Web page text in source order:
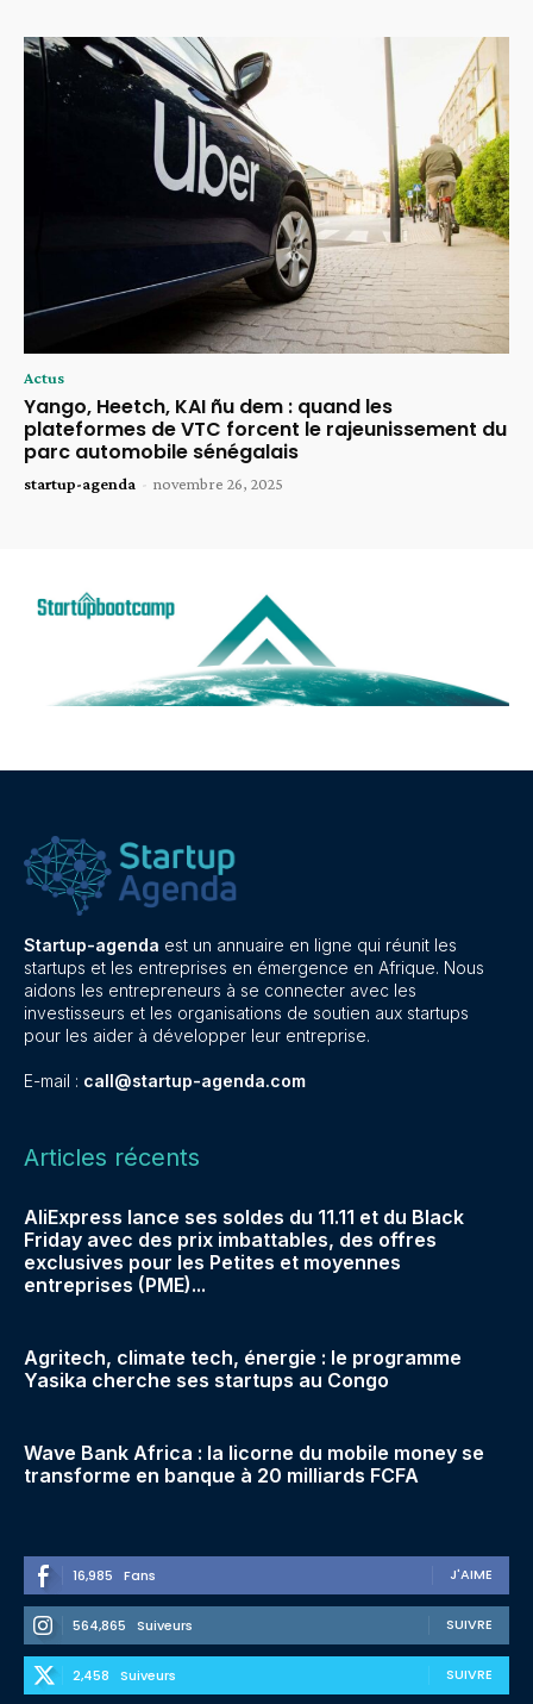
Actus
Yango, Heetch, KAI ñu dem : quand les
plateformes de VTC forcent le rajeunissement du
parc automobile sénégalais
startup-agenda - novembre 26, 2025
Startup-agenda est un annuaire en ligne qui réunit les
startups et les entreprises en émergence en Afrique. Nous
aidons les entrepreneurs à se connecter avec les
investisseurs et les organisations de soutien aux startups
pour les aider à développer leur entreprise.
E-mail : call@startup-agenda.com
Articles récents
AliExpress lance ses soldes du 11.11 et du Black
Friday avec des prix imbattables, des offres
exclusives pour les Petites et moyennes
entreprises (PME)...
Agritech, climate tech, énergie : le programme
Yasika cherche ses startups au Congo
Wave Bank Africa : la licorne du mobile money se
transforme en banque à 20 milliards FCFA
16,985 Fans J'AIME
564,865 Suiveurs SUIVRE
2,458 Suiveurs SUIVRE